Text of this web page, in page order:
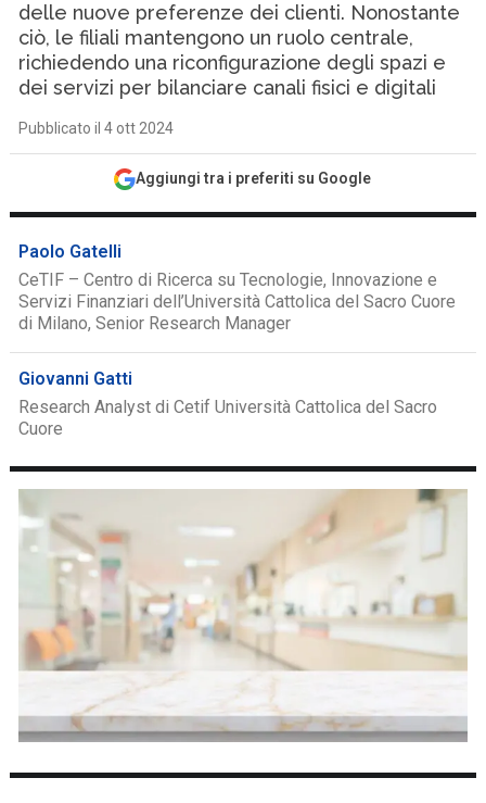
delle nuove preferenze dei clienti. Nonostante
ciò, le filiali mantengono un ruolo centrale,
richiedendo una riconfigurazione degli spazi e
dei servizi per bilanciare canali fisici e digitali
Pubblicato il 4 ott 2024
Aggiungi tra i preferiti su Google
Paolo Gatelli
CeTIF – Centro di Ricerca su Tecnologie, Innovazione e
Servizi Finanziari dell’Università Cattolica del Sacro Cuore
di Milano, Senior Research Manager
Giovanni Gatti
Research Analyst di Cetif Università Cattolica del Sacro
Cuore